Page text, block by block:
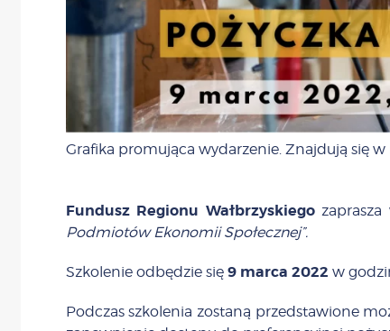
Grafika promująca wydarzenie. Znajdują się
Fundusz Regionu Wałbrzyskiegozaprasza
Podmiotów Ekonomii Społecznej”.
Szkolenie odbędzie się 9 marca 2022 w
Podczas szkolenia zostaną przedstawione